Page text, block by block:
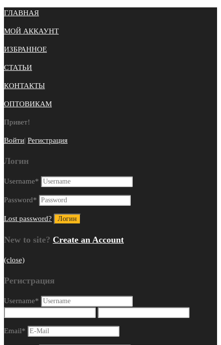
ГЛАВНАЯ
МОЙ АККАУНТ
ИЗБРАННОЕ
СТАТЬИ
КОНТАКТЫ
ОПТОВИКАМ
Привет!
Войти| Регистрация
Логин
Username*
Password*
Lost password?
New to site? Create an Account
(close)
Регистрация
Username*
Email*